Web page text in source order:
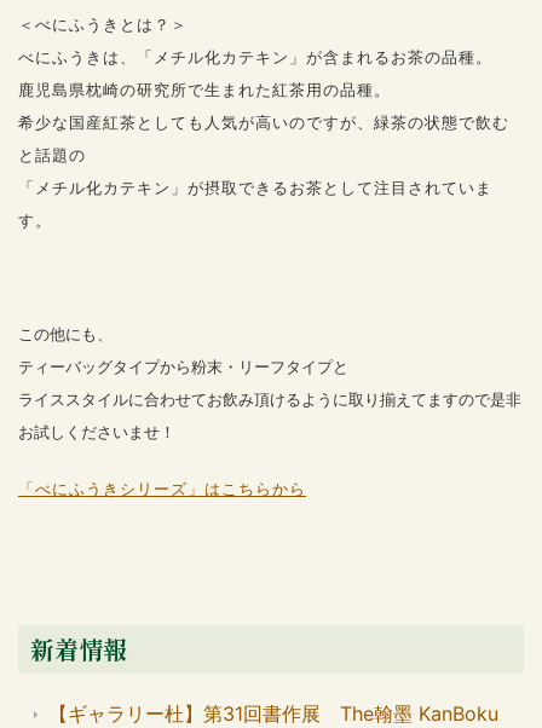
＜べにふうきとは？＞
べにふうきは、「メチル化カテキン」が含まれるお茶の品種。
鹿児島県枕崎の研究所で生まれた紅茶用の品種。
希少な国産紅茶としても人気が高いのですが、緑茶の状態で飲む
と話題の
「メチル化カテキン」が摂取できるお茶として注目されていま
す。
この他にも、
ティーバッグタイプから粉末・リーフタイプと
ライススタイルに合わせてお飲み頂けるように取り揃えてますので是非
お試しくださいませ！
「べにふうきシリーズ」はこちらから
新着情報
【ギャラリー杜】第31回書作展 The翰墨 KanBoku